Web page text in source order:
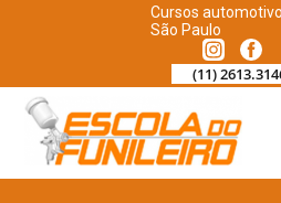
Cursos
São Paulo
(11)